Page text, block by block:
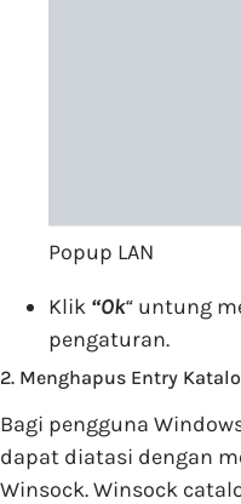
Popup LAN
Klik “Ok“ untung
pengaturan.
2. Menghapus Entry
Bagi pengguna
dapat diatasi dengan
Winsock. Winsock